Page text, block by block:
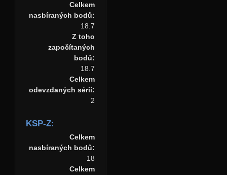
Celkem
nasbíraných bodů:
18.7
Z toho
započítaných
bodů:
18.7
Celkem
odevzdaných sérií:
2
KSP-Z:
Celkem
nasbíraných bodů:
18
Celkem